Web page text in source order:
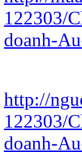
122303/
doanh-
http://
122303/
doanh-